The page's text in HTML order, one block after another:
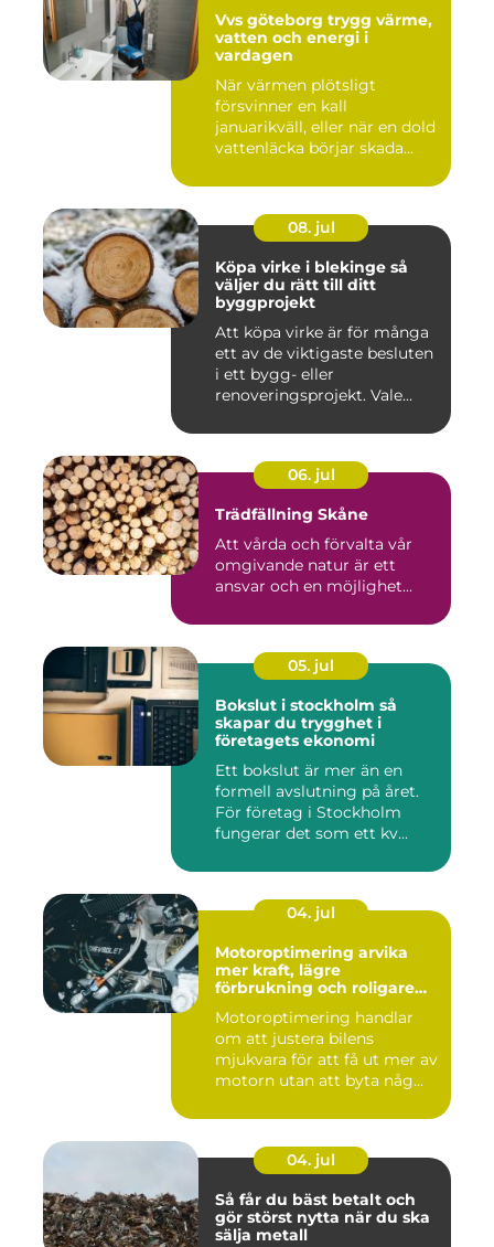
Vvs göteborg trygg värme,
vatten och energi i
vardagen
När värmen plötsligt
försvinner en kall
januarikväll, eller när en dold
vattenläcka börjar skada
08. jul
Köpa virke i blekinge så
väljer du rätt till ditt
byggprojekt
Att köpa virke är för många
ett av de viktigaste besluten
i ett bygg- eller
renoveringsprojekt. Vale...
06. jul
Trädfällning Skåne
Att vårda och förvalta vår
omgivande natur är ett
ansvar och en möjlighet...
05. jul
Bokslut i stockholm så
skapar du trygghet i
företagets ekonomi
Ett bokslut är mer än en
formell avslutning på året.
För företag i Stockholm
fungerar det som ett kv...
04. jul
Motoroptimering arvika
mer kraft, lägre
förbrukning och roligare
Motoroptimering handlar
om att justera bilens
mjukvara för att få ut mer av
motorn utan att byta någ...
04. jul
Så får du bäst betalt och
gör störst nytta när du ska
sälja metall